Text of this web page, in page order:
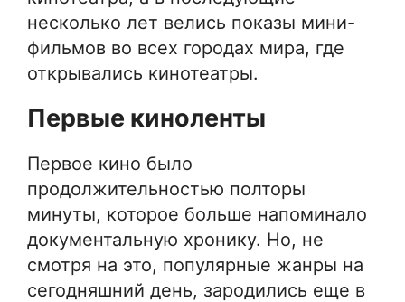
несколько лет велись показы мини-
фильмов во всех городах мира, где
открывались кинотеатры.
Первые киноленты
Первое кино было
продолжительностью полторы
минуты, которое больше напоминало
документальную хронику. Но, не
смотря на это, популярные жанры на
сегодняшний день, зародились еще в